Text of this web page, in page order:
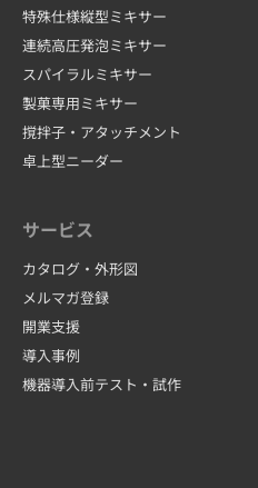
特殊仕様縦型ミキサー
連続高圧発泡ミキサー
スパイラルミキサー
製菓専用ミキサー
撹拌子・アタッチメント
卓上型ニーダー
サービス
カタログ・外形図
メルマガ登録
開業支援
導入事例
機器導入前テスト・試作